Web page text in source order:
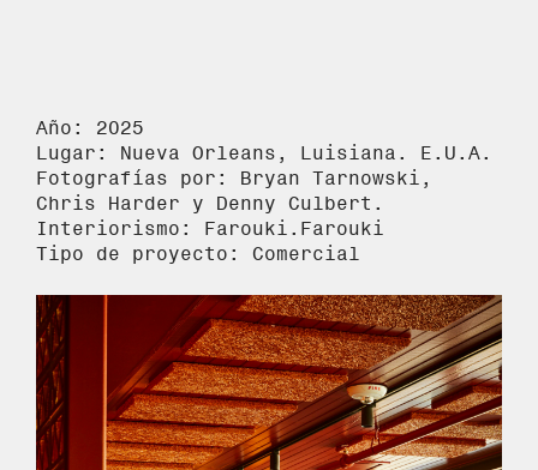
Año: 2025
Lugar: Nueva Orleans, Luisiana. E.U.A.
Fotografías por: Bryan Tarnowski,
Chris Harder y Denny Culbert.
Interiorismo: Farouki.Farouki
Tipo de proyecto: Comercial